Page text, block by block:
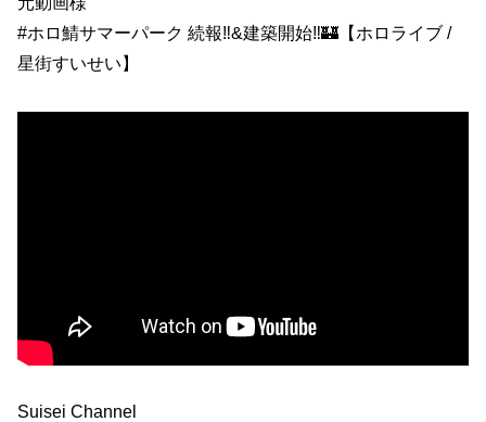
#ホロ鯖サマーパーク 続報‼&建築開始‼🏰【ホロライブ /
星街すいせい】
Suisei Channel